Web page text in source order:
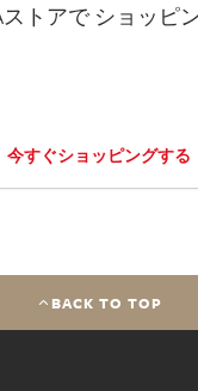
ストアで ショッピ
今すぐショッピングする
BACK TO TOP